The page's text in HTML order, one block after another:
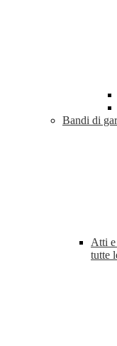
Bandi di
Atti e
tutte